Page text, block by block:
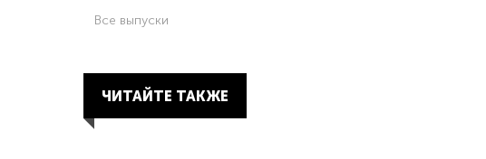
Все выпуски
ЧИТАЙТЕ ТАКЖЕ